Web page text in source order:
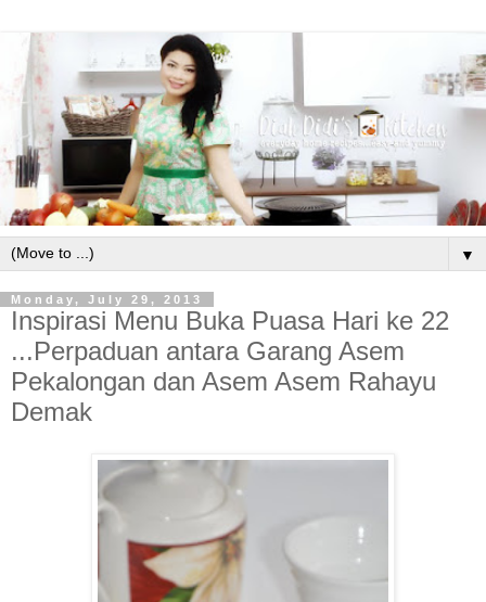
▼
Monday, July 29, 2013
Inspirasi Menu Buka Puasa Hari ke 22
...Perpaduan antara Garang Asem
Pekalongan dan Asem Asem Rahayu
Demak